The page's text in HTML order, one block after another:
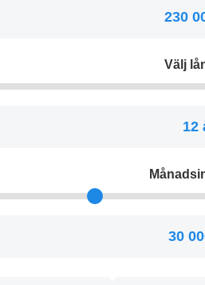
230
Välj
12
30